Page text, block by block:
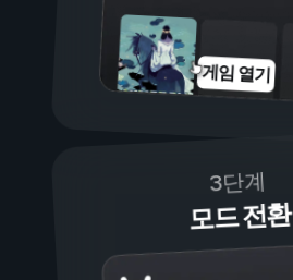
게임 열기
3단계
모드 전환